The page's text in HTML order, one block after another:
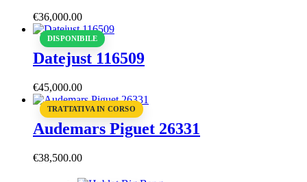
€36,000.00
DISPONIBILE
Datejust 116509
€45,000.00
TRATTATIVA IN CORSO
Audemars Piguet 26331
€38,500.00